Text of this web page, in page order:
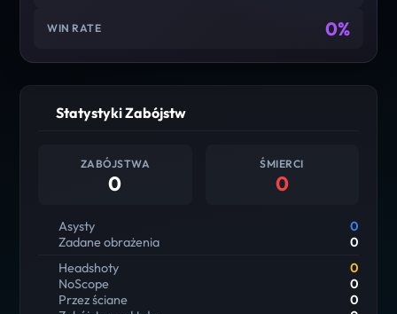
WIN RATE 0%
Statystyki Zabójstw
ZABÓJSTWA
0
ŚMIERCI
0
Asysty
0
Zadane obrażenia
0
Headshoty
0
NoScope
0
Przez ściane
0